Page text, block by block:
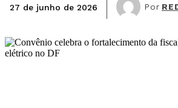
27 de junho de 2026 Por